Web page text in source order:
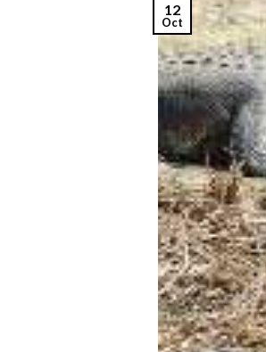
12
Oct